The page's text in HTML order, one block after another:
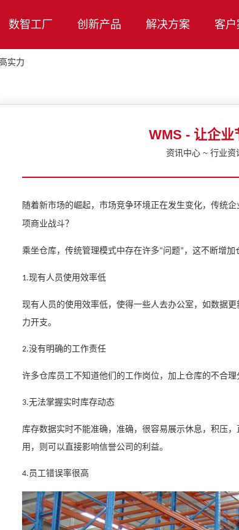
数智工厂 创新产品 解决方案 客户
实力
WMS - 让企业
资讯中心 ~ 行业
随着新市场的崛起，市场竞争环境正在发生变化，传统
项商业战斗？
乘坐仓库，传统管理模式中存在许多“问题” ，这不断增加
1.现有人员使用效率低
现有人员的使用效率低，使得一些人去办公室，如数据
力开支。
2.没有明确的工作责任
许多仓库员工不知道他们的工作岗位，加上仓库的不合
3.无法掌握实时库存动态
库存数据实时不能准确，准确，很容易展示休息，积压
用，则可以直接影响信誉公司的利益。
4. 员工错误率很高